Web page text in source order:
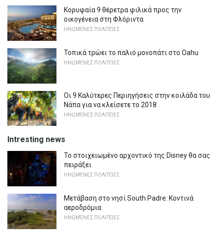
Κορυφαία 9 θέρετρα φιλικά προς την
οικογένεια στη Φλόριντα
ΗΝΩΜΈΝΕΣ ΠΟΛΙΤΕΊΕΣ
Τοπικά τρώει το παλιό μονοπάτι στο Oahu
ΗΝΩΜΈΝΕΣ ΠΟΛΙΤΕΊΕΣ
Οι 9 Καλύτερες Περιηγήσεις στην κοιλάδα του
Νάπα για να κλείσετε το 2018
ΗΝΩΜΈΝΕΣ ΠΟΛΙΤΕΊΕΣ
Intresting news
Το στοιχειωμένο αρχοντικό της Disney θα σας
πειράξει
ΗΝΩΜΈΝΕΣ ΠΟΛΙΤΕΊΕΣ
Μετάβαση στο νησί South Padre: Κοντινά
αεροδρόμια
ΗΝΩΜΈΝΕΣ ΠΟΛΙΤΕΊΕΣ